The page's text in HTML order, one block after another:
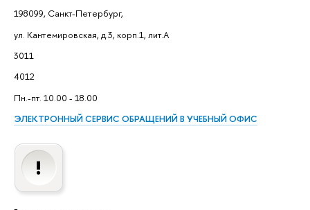
198099, Санкт-Петербург,
ул. Кантемировская, д.3, корп.1, лит.А
3011
4012
Пн.-пт. 10.00 - 18.00
ЭЛЕКТРОННЫЙ СЕРВИС ОБРАЩЕНИЙ В УЧЕБНЫЙ ОФИС